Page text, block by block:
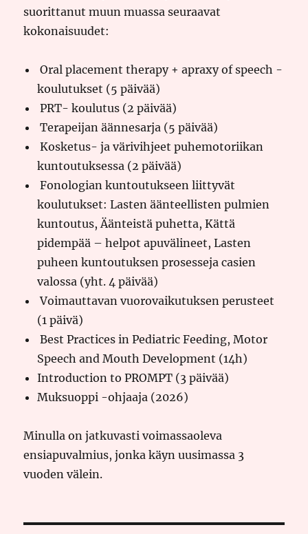
suorittanut muun muassa seuraavat
kokonaisuudet:
Oral placement therapy + apraxy of speech -
koulutukset (5 päivää)
PRT- koulutus (2 päivää)
Terapeijan äännesarja (5 päivää)
Kosketus- ja värivihjeet puhemotoriikan
kuntoutuksessa (2 päivää)
Fonologian kuntoutukseen liittyvät
koulutukset: Lasten äänteellisten pulmien
kuntoutus, Äänteistä puhetta, Kättä
pidempää – helpot apuvälineet, Lasten
puheen kuntoutuksen prosesseja casien
valossa (yht. 4 päivää)
Voimauttavan vuorovaikutuksen perusteet
(1 päivä)
Best Practices in Pediatric Feeding, Motor
Speech and Mouth Development (14h)
Introduction to PROMPT (3 päivää)
Muksuoppi -ohjaaja (2026)
Minulla on jatkuvasti voimassaoleva
ensiapuvalmius, jonka käyn uusimassa 3
vuoden välein.